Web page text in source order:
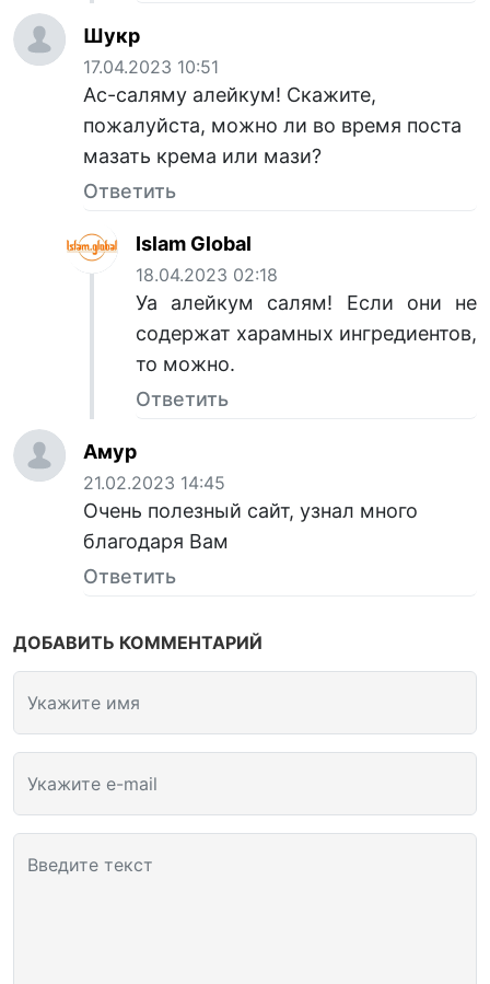
Шукр
17.04.2023 10:51
Ас-саляму алейкум! Скажите,
пожалуйста, можно ли во время поста
мазать крема или мази?
Ответить
Islam Global
18.04.2023 02:18
Уа алейкум салям! Если они не
содержат харамных ингредиентов,
то можно.
Ответить
Амур
21.02.2023 14:45
Очень полезный сайт, узнал много
благодаря Вам
Ответить
ДОБАВИТЬ КОММЕНТАРИЙ
Укажите имя
Укажите e-mail
Введите текст